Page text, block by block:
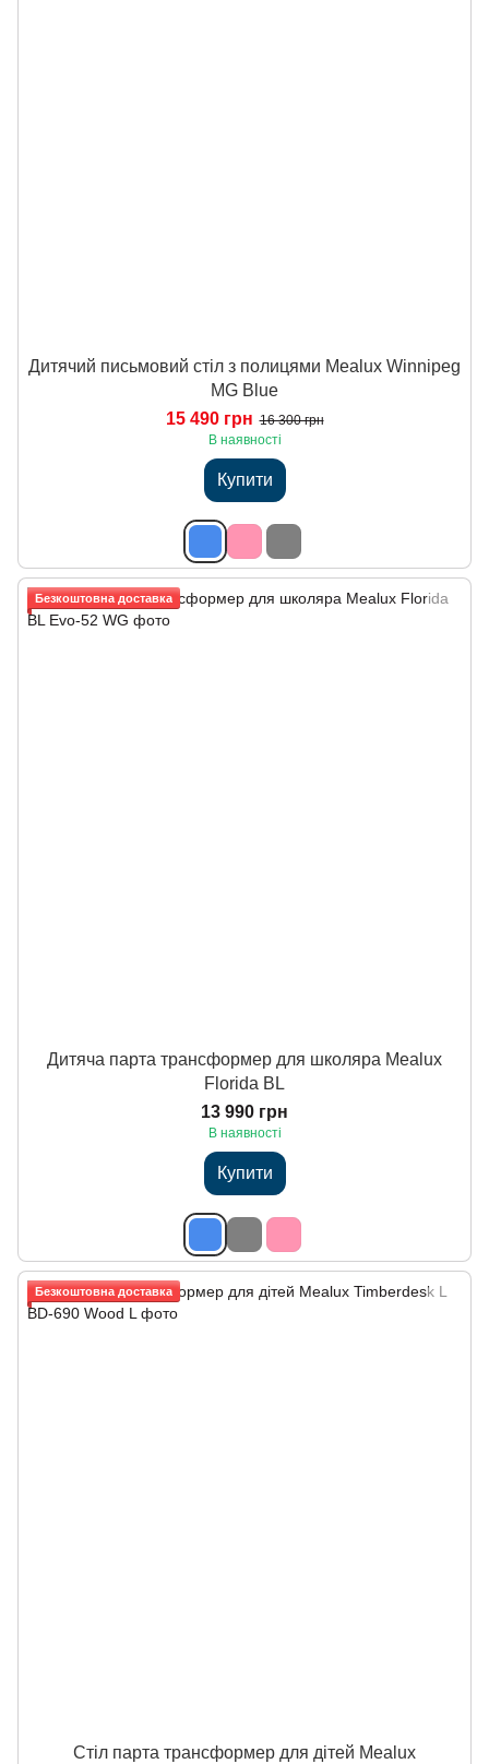
Дитячий письмовий стіл з полицями Mealux Winnipeg
MG Blue
15 490 грн 16 300 грн
В наявності
Купити
Безкоштовна доставка
Дитяча парта трансформер для школяра Mealux
Florida BL
13 990 грн
В наявності
Купити
Безкоштовна доставка
Стіл парта трансформер для дітей Mealux